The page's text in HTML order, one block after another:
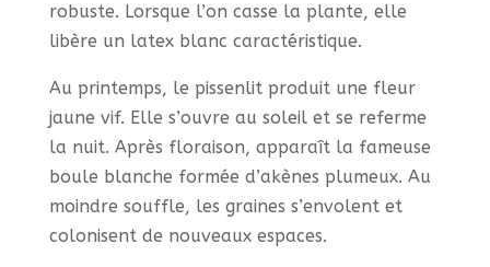
robuste. Lorsque l’on casse la plante, elle
libère un latex blanc caractéristique.
Au printemps, le pissenlit produit une fleur
jaune vif. Elle s’ouvre au soleil et se referme
la nuit. Après floraison, apparaît la fameuse
boule blanche formée d’akènes plumeux. Au
moindre souffle, les graines s’envolent et
colonisent de nouveaux espaces.